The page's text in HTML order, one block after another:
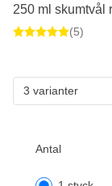
3 varianter
Antal
250 ml skumtvål
(5)